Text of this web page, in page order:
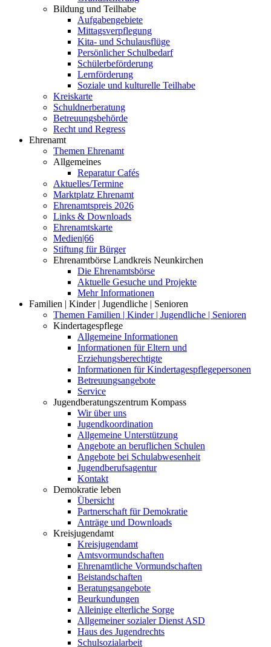
Bildung und Teilhabe
Aufgabengebiete
Mittagsverpflegung
Kita- und Schulausflüge
Persönlicher Schulbedarf
Schülerbeförderung
Lernförderung
Soziale und kulturelle Teilhabe
Kreiskarte
Schuldnerberatung
Betreuungsbehörde
Recht und Regress
Ehrenamt
Themen Ehrenamt
Allgemeines
Reparatur Cafés
Aktuelles/Termine
Marktplatz Ehrenamt
Ehrenamtspreis 2026
Links & Downloads
Ehrenamtskarte
Medien|66
Stiftung für Bürger
Ehrenamtbörse Landkreis Neunkirchen
Die Ehrenamtsbörse
Aktuelle Gesuche und Projekte
Mehr Informationen
Familien | Kinder | Jugendliche | Senioren
Themen Familien | Kinder | Jugendliche | Senioren
Kindertagespflege
Allgemeine Informationen
Informationen für Eltern und
Erziehungsberechtigte
Informationen für Kindertagespflegepersonen
Betreuungsangebote
Service
Jugendberatungszentrum Kompass
Wir über uns
Jugendkoordination
Allgemeine Unterstützung
Angebote an beruflichen Schulen
Angebote bei Schulabwesenheit
Jugendberufsagentur
Kontakt
Demokratie leben
Übersicht
Partnerschaft für Demokratie
Anträge und Downloads
Kreisjugendamt
Kreisjugendamt
Amtsvormundschaften
Ehrenamtliche Vormundschaften
Beistandschaften
Beratungsangebote
Beurkundungen
Alleinige elterliche Sorge
Allgemeiner sozialer Dienst ASD
Haus des Jugendrechts
Schulsozialarbeit